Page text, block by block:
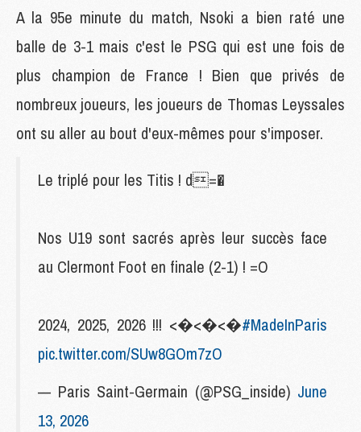
A la 95e minute du match, Nsoki a bien raté une
balle de 3-1 mais c'est le PSG qui est une fois de
plus champion de France ! Bien que privés de
nombreux joueurs, les joueurs de Thomas Leyssales
ont su aller au bout d'eux-mêmes pour s'imposer.
Le triplé pour les Titis ! d=�
Nos U19 sont sacrés après leur succès face
au Clermont Foot en finale (2-1) ! =O
2024, 2025, 2026 !!! <�<�<�#MadeInParis
pic.twitter.com/SUw8GOm7zO
— Paris Saint-Germain (@PSG_inside) June
13, 2026